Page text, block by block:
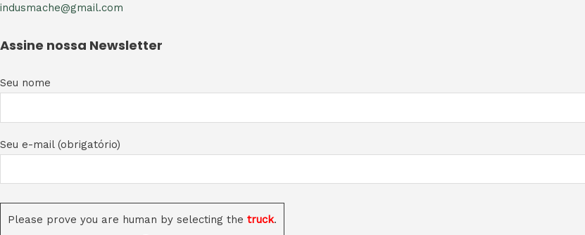
indusmache@gmail.com
Assine nossa Newsletter
Seu nome
Seu e-mail (obrigatório)
Please prove you are human by selecting the truck.